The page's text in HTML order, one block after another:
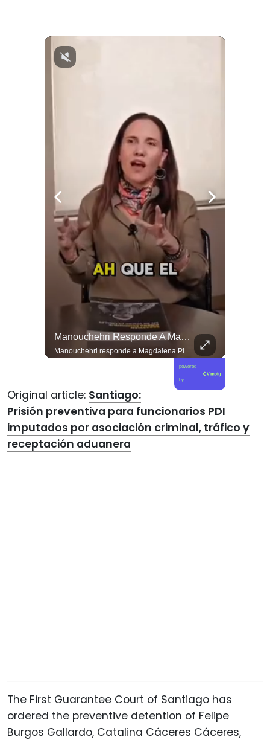
Manouchehri Responde A Magdalena Piñera: “Les Molesta Que Toquemos A Los Que Se Creían Intocables”, , El Diputado Daniel Manouchehri (PS) Respondió A Los Dichos...
Manouchehri responde a Magdalena Piñera: “Les molesta que toquemos a los que se creían intocables” El diputado Daniel Manouchehri (PS) respondió a los dichos de Magdalena Piñera, hija del expresidente Sebastián Piñera, quien en una entrevista afirmó que “no quiero un Congreso lleno de Manouchehris (…) nadie lo sigue”, en el marco de una reflexión sobre el debate público y el legado del exmandatario. El parlamentario por la Región de Coquimbo defendió su trabajo legislativo y fiscalizador, apuntando a que su respaldo ciudadano y sus acciones contra redes de poder contradicen las críticas formuladas por la hija del exmandatario. “Magdalena Piñera dice que nadie nos sigue. Los casi 100 mil votos en la última elección, récord histórico para un parlamentario en mi región, dicen otra cosa. Ese respaldo es un mandato para enfrentar los abusos de los poderosos. Nuestras acusaciones constitucionales terminaron con tres jueces destituidos y nuestras denuncias abrieron investigaciones penales en el Caso Hermosilla, entre ellas la que investiga a Chadwick”, indicó Manouchehri.
powered
by
Original article: Santiago:
Prisión preventiva para funcionarios PDI
imputados por asociación criminal, tráfico y
receptación aduanera
The First Guarantee Court of Santiago has
ordered the preventive detention of Felipe
Burgos Gallardo, Catalina Cáceres Cáceres,